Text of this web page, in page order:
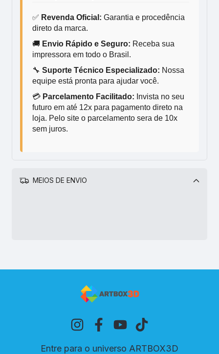
✅ Revenda Oficial: Garantia e procedência
direto da marca.
🚚 Envio Rápido e Seguro: Receba sua
impressora em todo o Brasil.
🔧 Suporte Técnico Especializado: Nossa
equipe está pronta para ajudar você.
💳 Parcelamento Facilitado: Invista no seu
futuro em até 12x para pagamento direto na
loja. Pelo site o parcelamento sera de 10x
sem juros.
MEIOS DE ENVIO
Entre para o universo ARTBOX3D